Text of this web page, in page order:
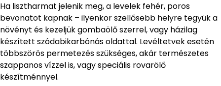
Ha lisztharmat jelenik meg, a levelek fehér, poros
bevonatot kapnak – ilyenkor szellősebb helyre tegyük a
növényt és kezeljük gombaölő szerrel, vagy házilag
készített szódabikarbónás oldattal. Levéltetvek esetén
többszörös permetezés szükséges, akár természetes
szappanos vízzel is, vagy speciális rovarölő
készítménnyel.